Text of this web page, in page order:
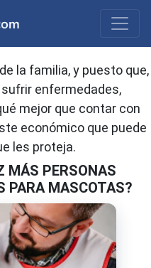
seguro para
la familia, y puesto que,
enfermedades,
mejor que contar con
económico que puede
les proteja.
MÁS PERSONAS
PARA MASCOTAS?